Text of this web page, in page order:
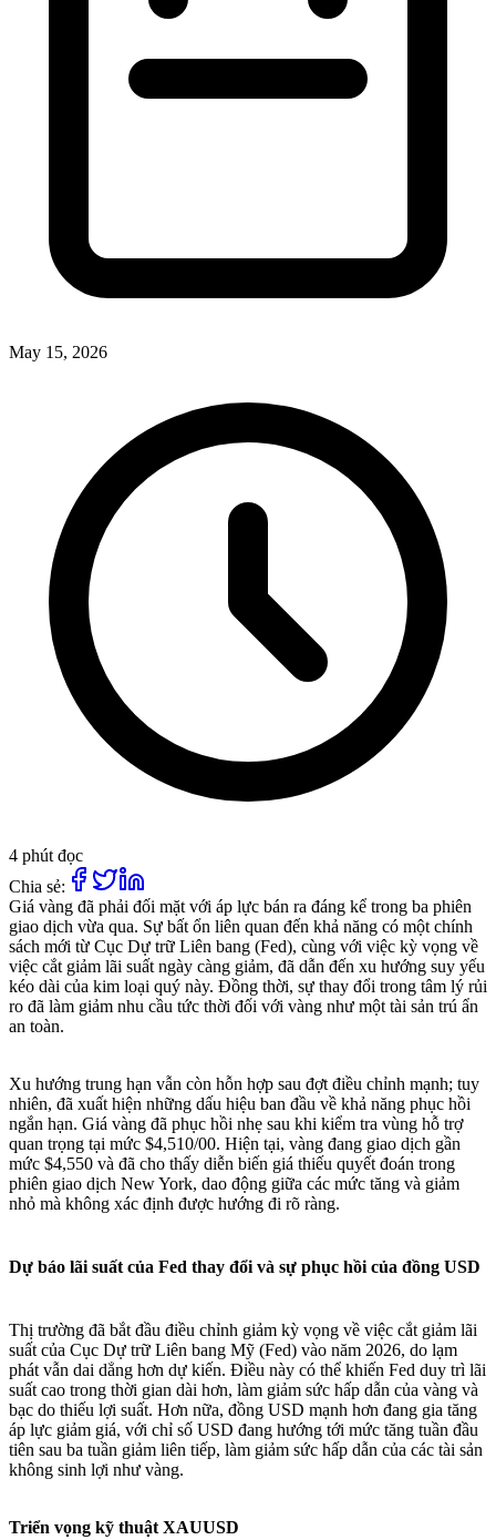
May 15, 2026
4 phút đọc
Chia sẻ:
Giá vàng đã phải đối mặt với áp lực bán ra đáng kể trong ba phiên
giao dịch vừa qua. Sự bất ổn liên quan đến khả năng có một chính
sách mới từ Cục Dự trữ Liên bang (Fed), cùng với việc kỳ vọng về
việc cắt giảm lãi suất ngày càng giảm, đã dẫn đến xu hướng suy yếu
kéo dài của kim loại quý này. Đồng thời, sự thay đổi trong tâm lý rủi
ro đã làm giảm nhu cầu tức thời đối với vàng như một tài sản trú ẩn
an toàn.
Xu hướng trung hạn vẫn còn hỗn hợp sau đợt điều chỉnh mạnh; tuy
nhiên, đã xuất hiện những dấu hiệu ban đầu về khả năng phục hồi
ngắn hạn. Giá vàng đã phục hồi nhẹ sau khi kiểm tra vùng hỗ trợ
quan trọng tại mức $4,510/00. Hiện tại, vàng đang giao dịch gần
mức $4,550 và đã cho thấy diễn biến giá thiếu quyết đoán trong
phiên giao dịch New York, dao động giữa các mức tăng và giảm
nhỏ mà không xác định được hướng đi rõ ràng.
Dự báo lãi suất của Fed thay đổi và sự phục hồi của đồng USD
​Thị trường đã bắt đầu điều chỉnh giảm kỳ vọng về việc cắt giảm lãi
suất của Cục Dự trữ Liên bang Mỹ (Fed) vào năm 2026, do lạm
phát vẫn dai dẳng hơn dự kiến. Điều này có thể khiến Fed duy trì lãi
suất cao trong thời gian dài hơn, làm giảm sức hấp dẫn của vàng và
bạc do thiếu lợi suất. Hơn nữa, đồng USD mạnh hơn đang gia tăng
áp lực giảm giá, với chỉ số USD đang hướng tới mức tăng tuần đầu
tiên sau ba tuần giảm liên tiếp, làm giảm sức hấp dẫn của các tài sản
không sinh lợi như vàng.
Triển vọng kỹ thuật XAUUSD